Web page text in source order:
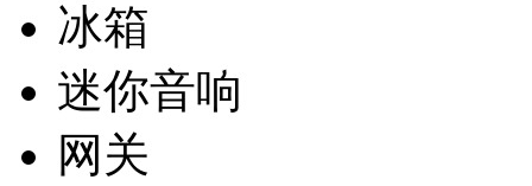
冰箱
迷你音响
网关